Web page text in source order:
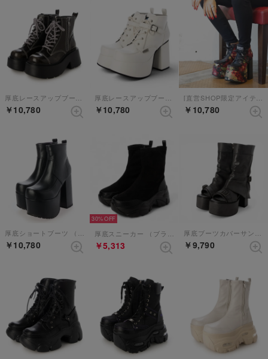
￥10,780 ￥10,780 ￥10,780
￥10,780
30%
￥5,313 ￥9,790